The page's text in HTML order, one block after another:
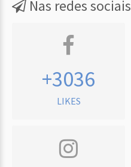
Nas redes sociais
+3036
LIKES